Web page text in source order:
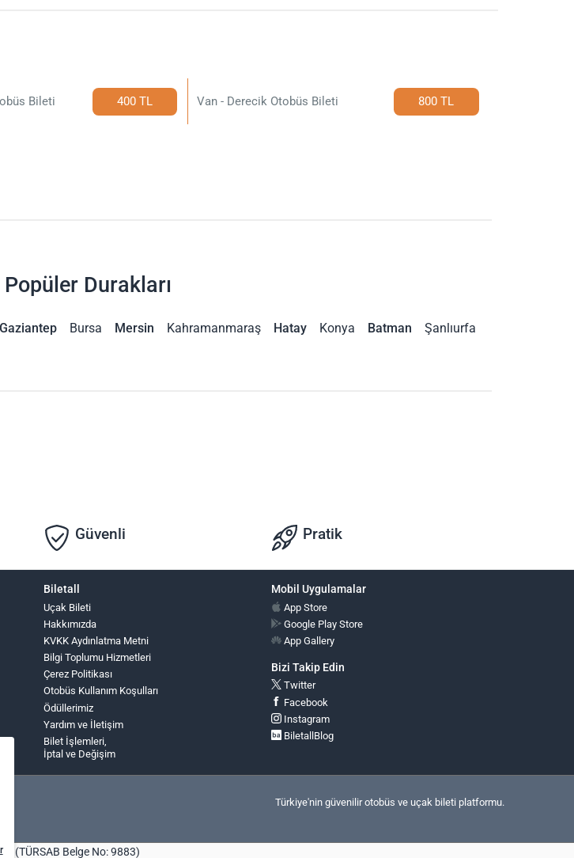
Bileti 400 TL Van - Derecik Otobüs Bileti 800 TL
Durakları
Gaziantep Bursa Mersin Kahramanmaraş Hatay Konya Batman
Şanlıurfa
Güvenli Pratik
Biletall
Uçak Bileti
Hakkımızda
KVKK Aydınlatma Metni
Bilgi Toplumu Hizmetleri
Çerez Politikası
Otobüs Kullanım Koşulları
Ödüllerimiz
Yardım ve İletişim
Bilet İşlemleri,
İptal ve Değişim
Mobil Uygulamalar
App Store
Google Play Store
App Gallery
Bizi Takip Edin
Twitter
Facebook
Instagram
BiletallBlog
Türkiye'nin güvenilir otobüs ve uçak bileti platformu.
(TÜRSAB Belge No: 9883)